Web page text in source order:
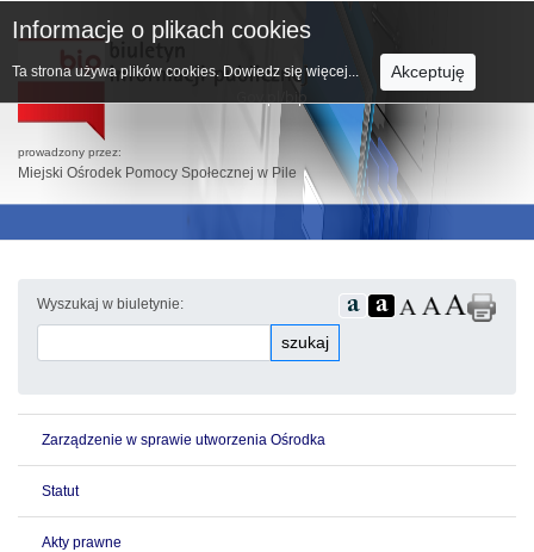
prowadzony przez:
Miejski Ośrodek Pomocy Społecznej w Pile
Wyszukaj w biuletynie:
szukaj
Zarządzenie w sprawie utworzenia Ośrodka
Statut
Akty prawne
Informacje o plikach cookies
Ta strona używa plików cookies. Dowiedz się więcej... Akceptuję